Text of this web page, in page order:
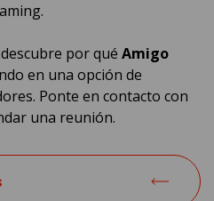
por qué Amigo
en una opción de
Ponte en contacto con
una reunión.